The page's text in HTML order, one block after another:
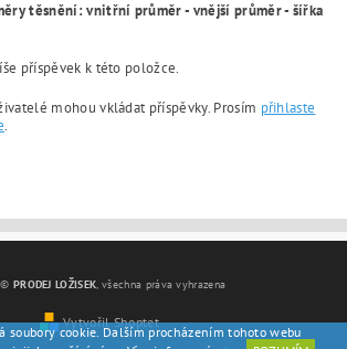
těsnění: vnitřní průměr - vnější průměr - šířka
příspěvek k této položce.
mohou vkládat příspěvky. Prosím přihlaste
.
© PRODEJ LOŽISEK, všechna práva vyhrazena
Vytvořil Shoptet
soubory cookie. Dalším procházením tohoto webu